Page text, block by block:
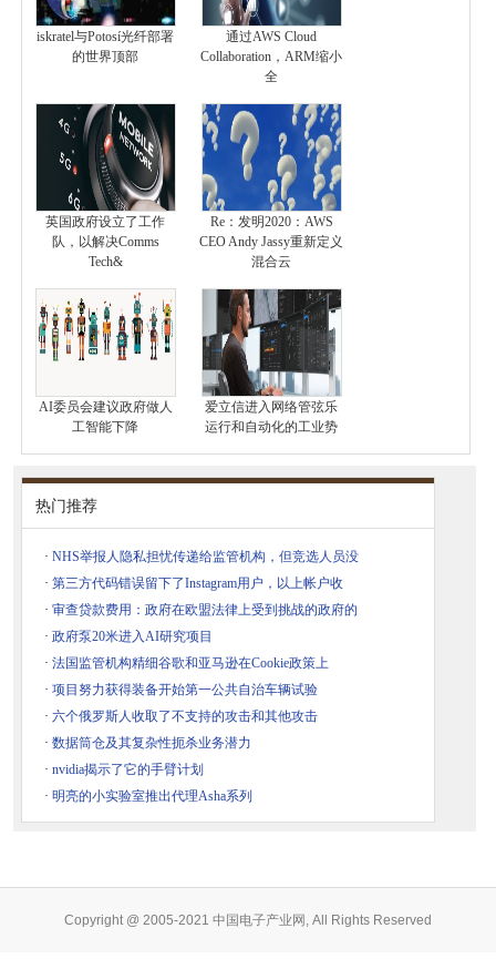
iskratel与Potosí光纤部署
的世界顶部
通过AWS Cloud
Collaboration，ARM缩小
全
英国政府设立了工作
队，以解决Comms
Tech&
Re：发明2020：AWS
CEO Andy Jassy重新定义
混合云
AI委员会建议政府做人
工智能下降
爱立信进入网络管弦乐
运行和自动化的工业势
热门推荐
· NHS举报人隐私担忧传递给监管机构，但竞选人员没
· 第三方代码错误留下了Instagram用户，以上帐户收
· 审查贷款费用：政府在欧盟法律上受到挑战的政府的
· 政府泵20米进入AI研究项目
· 法国监管机构精细谷歌和亚马逊在Cookie政策上
· 项目努力获得装备开始第一公共自治车辆试验
· 六个俄罗斯人收取了不支持的攻击和其他攻击
· 数据筒仓及其复杂性扼杀业务潜力
· nvidia揭示了它的手臂计划
· 明亮的小实验室推出代理Asha系列
Copyright @ 2005-2021 中国电子产业网, All Rights Reserved